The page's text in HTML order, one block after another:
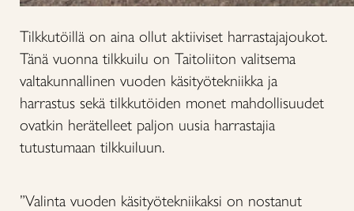
Tilkkutöillä on aina ollut aktiiviset harrastajajoukot.
Tänä vuonna tilkkuilu on Taitoliiton valitsema
valtakunnallinen vuoden käsityötekniikka ja
harrastus sekä tilkkutöiden monet mahdollisuudet
ovatkin herätelleet paljon uusia harrastajia
tutustumaan tilkkuiluun.
”Valinta vuoden käsityötekniikaksi on nostanut